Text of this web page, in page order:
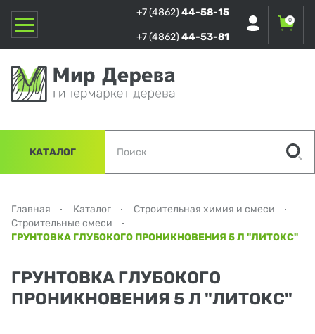
+7 (4862) 44-58-15
+7 (4862) 44-53-81
0
КАТАЛОГ
Главная Каталог
Строительная химия и смеси
Строительные смеси
ГРУНТОВКА ГЛУБОКОГО ПРОНИКНОВЕНИЯ 5 Л "ЛИТОКС"
ГРУНТОВКА ГЛУБОКОГО
ПРОНИКНОВЕНИЯ 5 Л "ЛИТОКС"